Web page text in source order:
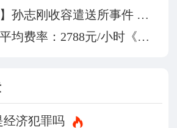
收容遣送所事件 谁来为被殴致死买单？
2788元/小时《中国律师事务所费率调查》发布
经济犯罪吗